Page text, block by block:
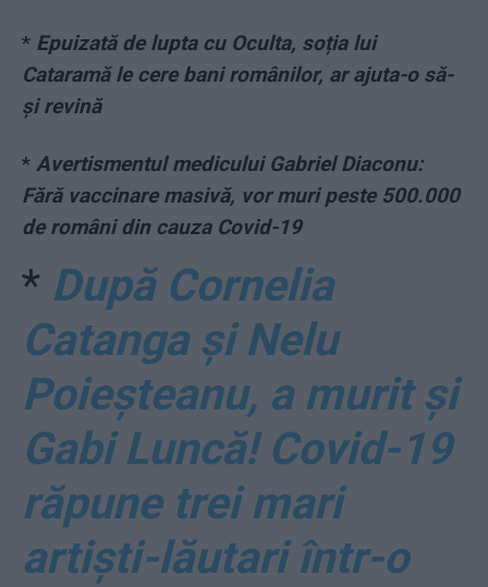
* Epuizată de lupta cu Oculta, soția lui
Cataramă le cere bani românilor, ar ajuta-o să-
și revină
* Avertismentul medicului Gabriel Diaconu:
Fără vaccinare masivă, vor muri peste 500.000
de români din cauza Covid-19
* După Cornelia
Catanga și Nelu
Poieșteanu, a murit și
Gabi Luncă! Covid-19
răpune trei mari
artiști-lăutari într-o